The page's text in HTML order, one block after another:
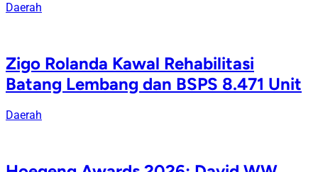
Daerah
Zigo Rolanda Kawal Rehabilitasi
Batang Lembang dan BSPS 8.471 Unit
Daerah